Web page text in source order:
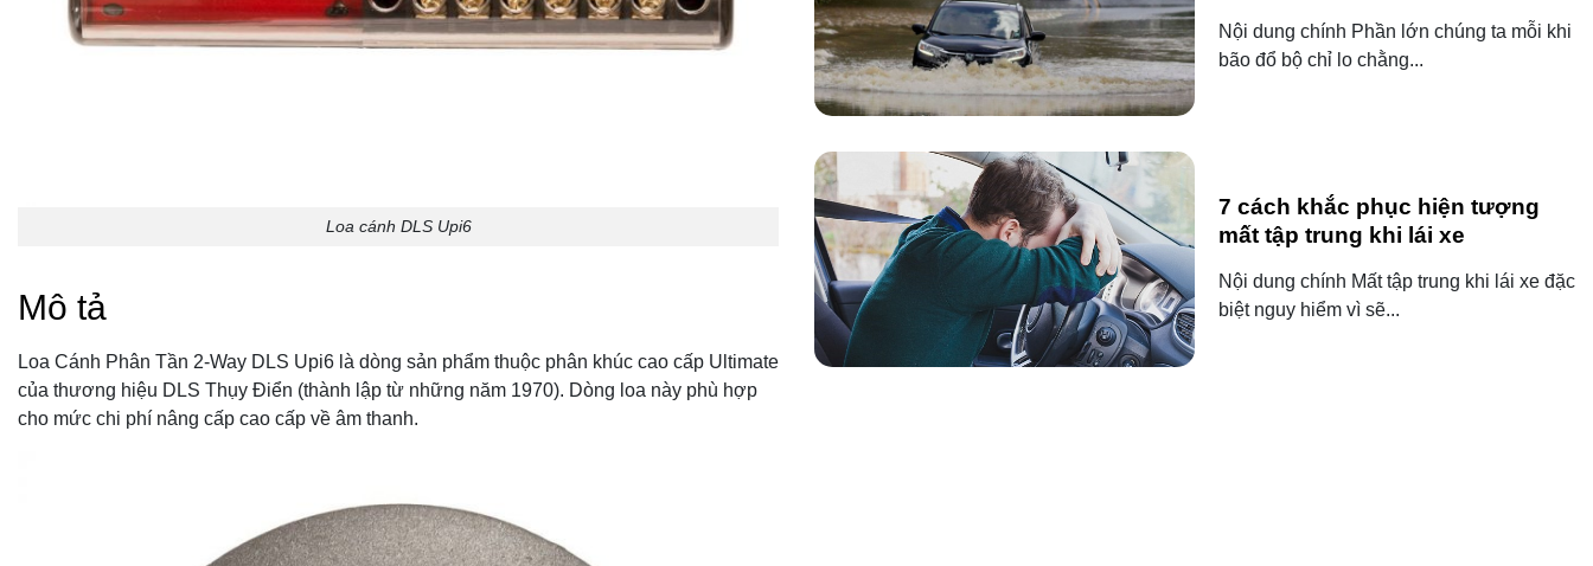
Loa cánh DLS Upi6
Mô tả
Loa Cánh Phân Tần 2-Way DLS Upi6 là dòng sản phẩm thuộc phân khúc cao cấp Ultimate
của thương hiệu DLS Thụy Điển (thành lập từ những năm 1970). Dòng loa này phù hợp
cho mức chi phí nâng cấp cao cấp về âm thanh.
Nội dung chính Phần lớn chúng ta mỗi khi
bão đổ bộ chỉ lo chằng...
7 cách khắc phục hiện tượng
mất tập trung khi lái xe
Nội dung chính Mất tập trung khi lái xe đặc
biệt nguy hiểm vì sẽ...